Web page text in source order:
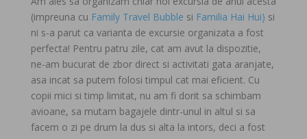
(impreuna cu Family Travel Bubble si Familia Hai Hui) si
ni s-a parut ca varianta de excursie organizata a fost
perfecta! Pentru patru zile, cat am avut la dispozitie,
ne-am bucurat de zbor direct si activitati gata aranjate,
asa incat sa putem folosi timpul cat mai eficient. Cu
copii mici si timp limitat, nu am fi dorit sa schimbam
avioane, sa mutam bagajele dintr-unul in altul si sa
facem o zi pe drum la dus si alta la intors, deci a fost